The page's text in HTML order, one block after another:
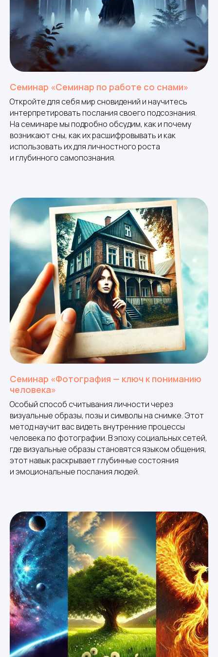
Семинар «Семинар по работе со снами»
Откройте для себя мир сновидений и научитесь
интерпретировать послания своего подсознания.
На семинаре мы подробно обсудим, как и почему
возникают сны, как их расшифровывать и как
использовать их для личностного роста
и глубинного самопознания.
Семинар «Фотография — ключ к пониманию
человека»
Особый способ считывания личности через
визуальные образы, позы и символы на снимке. Этот
метод научит вас видеть внутренние процессы
человека по фотографии. В эпоху социальных сетей,
где визуальные образы становятся языком общения,
этот навык раскрывает глубинные состояния
и эмоциональные послания людей.